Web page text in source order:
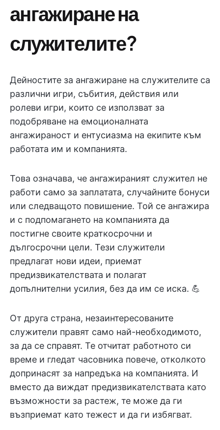
ангажиране на
служителите?
Дейностите за ангажиране на служителите са
различни игри, събития, действия или
ролеви игри, които се използват за
подобряване на емоционалната
ангажираност и ентусиазма на екипите към
работата им и компанията.
Това означава, че ангажираният служител не
работи само за заплатата, случайните бонуси
или следващото повишение. Той се ангажира
и с подпомагането на компанията да
постигне своите краткосрочни и
дългосрочни цели. Тези служители
предлагат нови идеи, приемат
предизвикателствата и полагат
допълнителни усилия, без да им се иска. 💪
От друга страна, незаинтересованите
служители правят само най-необходимото,
за да се справят. Те отчитат работното си
време и гледат часовника повече, отколкото
допринасят за напредъка на компанията. И
вместо да виждат предизвикателствата като
възможности за растеж, те може да ги
възприемат като тежест и да ги избягват.